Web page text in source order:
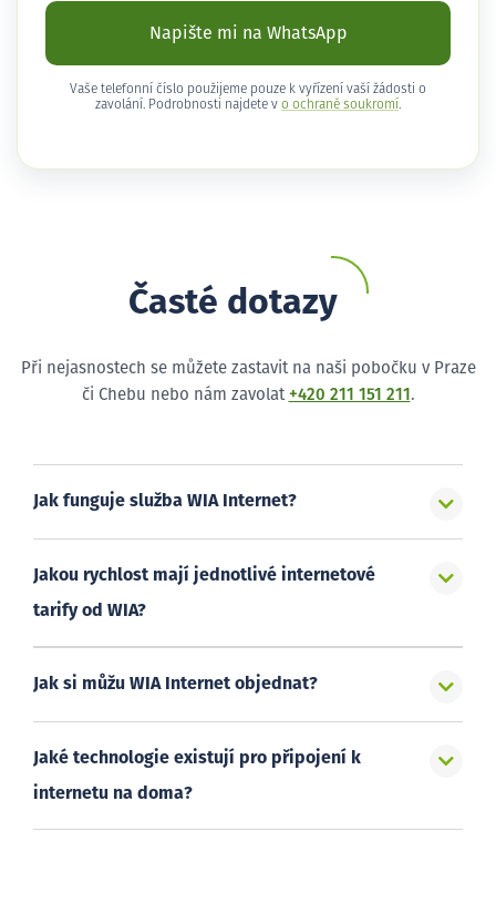
Napište mi na WhatsApp
Vaše telefonní číslo použijeme pouze k vyřízení vaší žádosti o
zavolání. Podrobnosti najdete v o ochraně soukromí .
Časté dotazy
Při nejasnostech se můžete zastavit na naši pobočku v Praze
či Chebu nebo nám zavolat +420 211 151 211 .
Jak funguje služba WIA Internet?
Jakou rychlost mají jednotlivé internetové
tarify od WIA?
Jak si můžu WIA Internet objednat?
Jaké technologie existují pro připojení k
internetu na doma?